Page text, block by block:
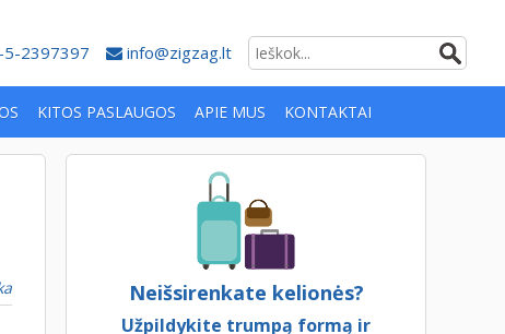
2397397 info@zigzag.lt
KITOS PASLAUGOS APIE MUS KONTAKTAI
Neišsirenkate kelionės?
Užpildykite trumpą formą ir